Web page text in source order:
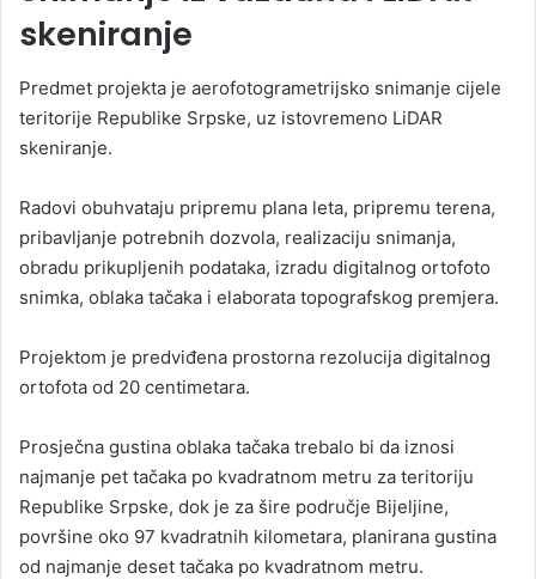
skeniranje
Predmet projekta je aerofotogrametrijsko snimanje cijele
teritorije Republike Srpske, uz istovremeno LiDAR
skeniranje.
Radovi obuhvataju pripremu plana leta, pripremu terena,
pribavljanje potrebnih dozvola, realizaciju snimanja,
obradu prikupljenih podataka, izradu digitalnog ortofoto
snimka, oblaka tačaka i elaborata topografskog premjera.
Projektom je predviđena prostorna rezolucija digitalnog
ortofota od 20 centimetara.
Prosječna gustina oblaka tačaka trebalo bi da iznosi
najmanje pet tačaka po kvadratnom metru za teritoriju
Republike Srpske, dok je za šire područje Bijeljine,
površine oko 97 kvadratnih kilometara, planirana gustina
od najmanje deset tačaka po kvadratnom metru.